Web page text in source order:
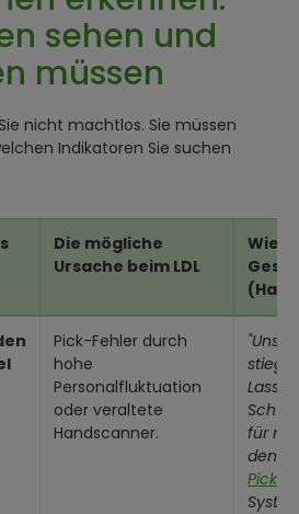
sehen und
müssen
nicht machtlos. Sie müssen
Indikatoren Sie suchen
Die mögliche
Ursache beim LDL
Wie
Pick-Fehler durch
hohe
Personalfluktuation
oder veraltete
Handscanner.
stieg
für
den
Pick-